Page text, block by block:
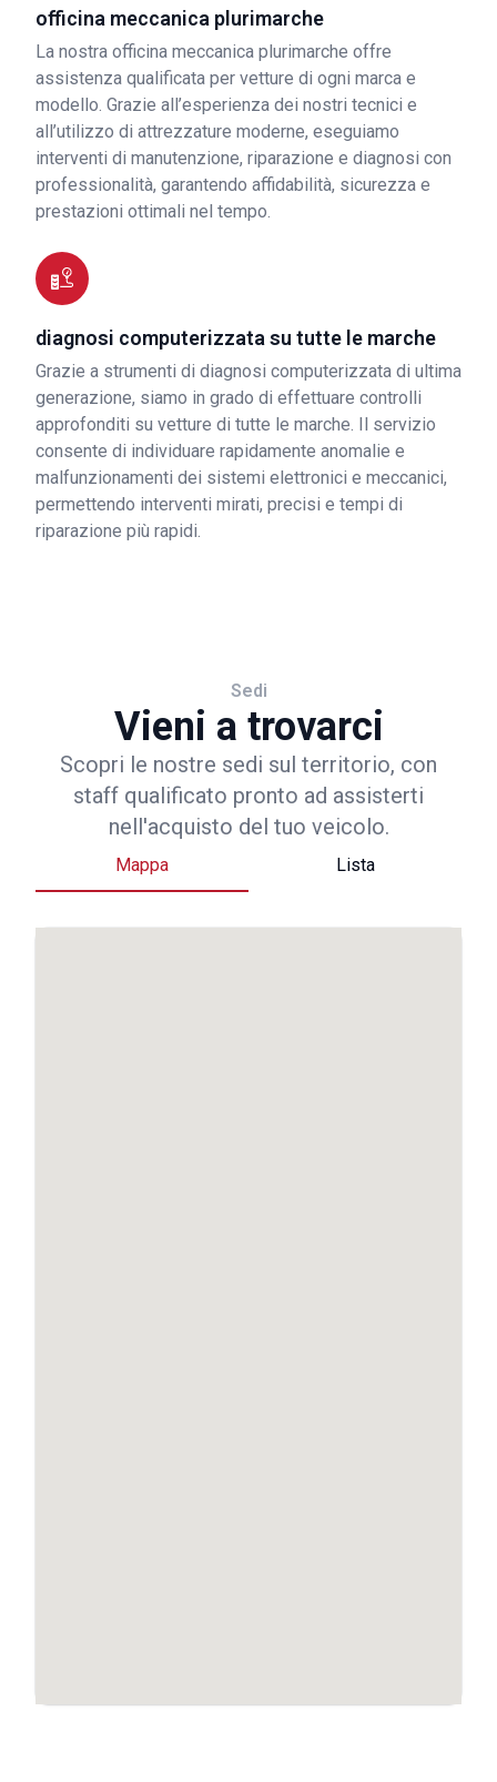
officina meccanica plurimarche
La nostra officina meccanica plurimarche offre
assistenza qualificata per vetture di ogni marca e
modello. Grazie all’esperienza dei nostri tecnici e
all’utilizzo di attrezzature moderne, eseguiamo
interventi di manutenzione, riparazione e diagnosi con
professionalità, garantendo affidabilità, sicurezza e
prestazioni ottimali nel tempo.
diagnosi computerizzata su tutte le marche
Grazie a strumenti di diagnosi computerizzata di ultima
generazione, siamo in grado di effettuare controlli
approfonditi su vetture di tutte le marche. Il servizio
consente di individuare rapidamente anomalie e
malfunzionamenti dei sistemi elettronici e meccanici,
permettendo interventi mirati, precisi e tempi di
riparazione più rapidi.
Sedi
Vieni a trovarci
Scopri le nostre sedi sul territorio, con
staff qualificato pronto ad assisterti
nell'acquisto del tuo veicolo.
Mappa Lista